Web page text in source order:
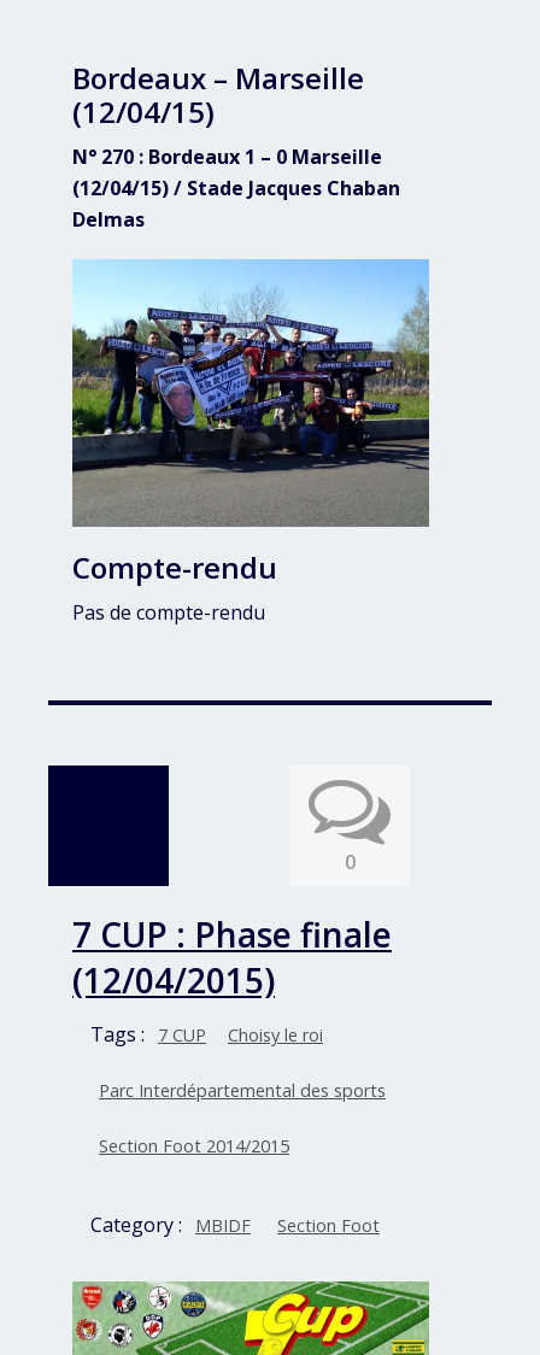
Bordeaux – Marseille
(12/04/15)
N° 270 : Bordeaux 1 – 0 Marseille
(12/04/15) / Stade Jacques Chaban
Delmas
Compte-rendu
Pas de compte-rendu
0
7 CUP : Phase finale
(12/04/2015)
Tags : 7 CUP Choisy le roi
Parc Interdépartemental des sports
Section Foot 2014/2015
Category : MBIDF Section Foot